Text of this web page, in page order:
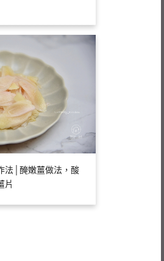
法│醃嫩薑做法，酸
片